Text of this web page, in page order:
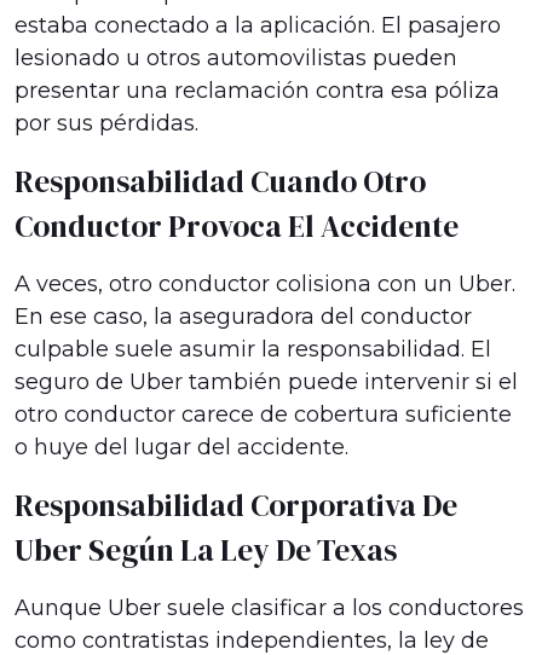
estaba conectado a la aplicación. El pasajero
lesionado u otros automovilistas pueden
presentar una reclamación contra esa póliza
por sus pérdidas.
Responsabilidad Cuando Otro
Conductor Provoca El Accidente
A veces, otro conductor colisiona con un Uber.
En ese caso, la aseguradora del conductor
culpable suele asumir la responsabilidad. El
seguro de Uber también puede intervenir si el
otro conductor carece de cobertura suficiente
o huye del lugar del accidente.
Responsabilidad Corporativa De
Uber Según La Ley De Texas
Aunque Uber suele clasificar a los conductores
como contratistas independientes, la ley de